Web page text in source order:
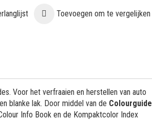
Toevoegen om te vergelijken
Voor het verfraaien en herstellen van auto
blanke lak. Door middel van de Colourguide
Info Book en de Kompaktcolor Index